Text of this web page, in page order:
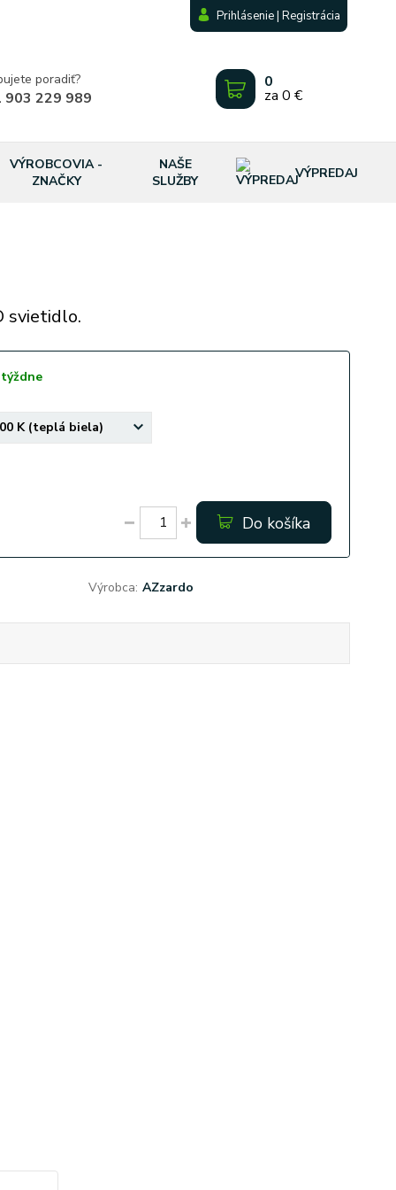
Prihlásenie | Registrácia
poradiť?
903 229 989
0
za 0 €
VÝROBCOVIA -
ZNAČKY
NAŠE
SLUŽBY
VÝPREDAJ
svietidlo.
Do košíka
Výrobca: AZzardo